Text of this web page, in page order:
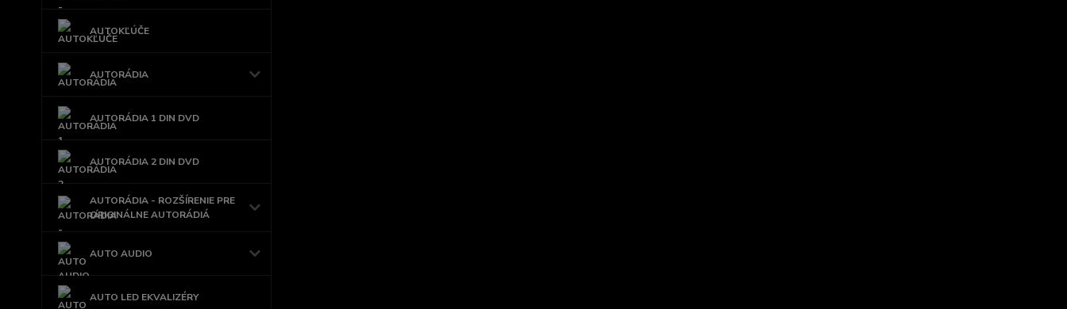
AUTOKĽÚČE
AUTORÁDIA
AUTORÁDIA 1 DIN DVD
AUTORÁDIA 2 DIN DVD
AUTORÁDIA - ROZŠÍRENIE PRE
ORIGINÁLNE AUTORÁDIÁ
AUTO AUDIO
AUTO LED EKVALIZÉRY